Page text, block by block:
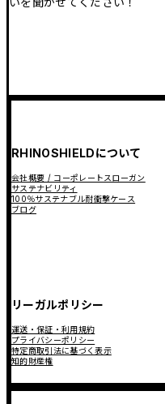
RHINOSHIELDについて
会社概要 / コーポレートスローガン
サステナビリティ
100％サステナブル耐衝撃ケース
ブログ
リーガルポリシー
運送・保証・利用規約
プライバシーポリシー
特定商取引法に基づく表示
知的財産権